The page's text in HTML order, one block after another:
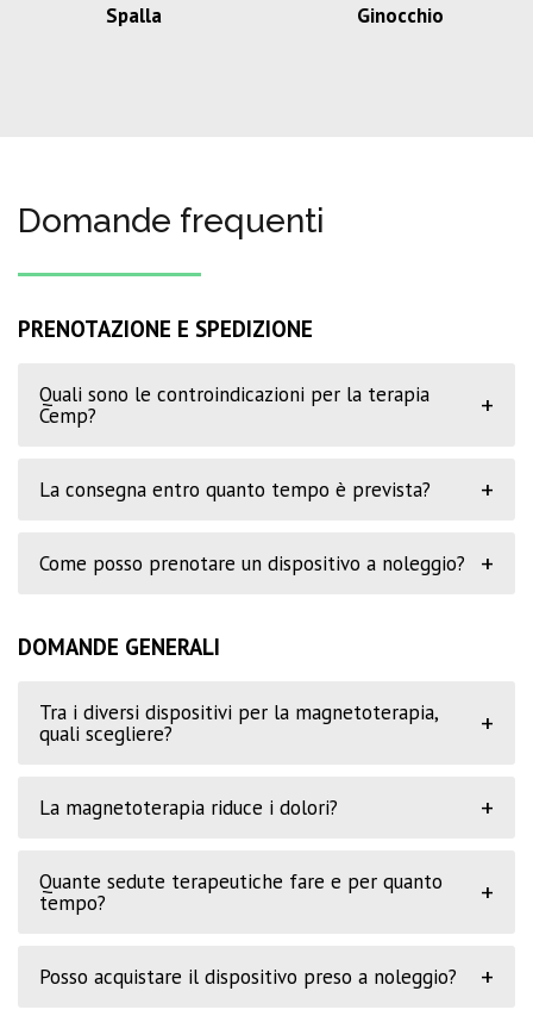
Spalla Ginocchio
Domande frequenti
PRENOTAZIONE E SPEDIZIONE
Quali sono le controindicazioni per la terapia
Cemp?
+
La consegna entro quanto tempo è prevista? +
Come posso prenotare un dispositivo a noleggio? +
DOMANDE GENERALI
Tra i diversi dispositivi per la magnetoterapia,
quali scegliere?
+
La magnetoterapia riduce i dolori? +
Quante sedute terapeutiche fare e per quanto
tempo?
+
Posso acquistare il dispositivo preso a noleggio? +